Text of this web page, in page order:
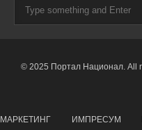
© 2025 Портал Национал. All
МАРКЕТИНГ ИМПРЕСУМ